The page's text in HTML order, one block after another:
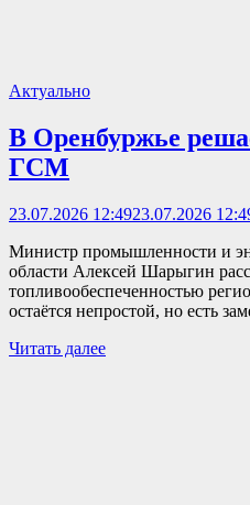
Актуально
В Оренбуржье
ГСМ
23.07.2026 12:4923.07.2026
Министр промышленности и
области Алексей Шарыгин
топливообеспеченностью
остаётся непростой, но есть
Читать далее